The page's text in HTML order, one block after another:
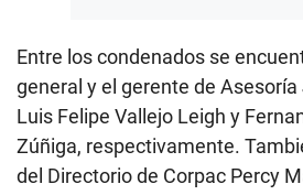
Entre los condenados se
general y el gerente de
Luis Felipe Vallejo Leigh y
Zúñiga, respectivamente.
del Directorio de Corpac Percy